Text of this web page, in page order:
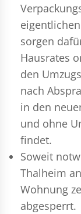
sorgen
Hausrates
den
nach
in den
und ohne
findet.
Soweit
Thalheim
Wohnung
abgesperrt.